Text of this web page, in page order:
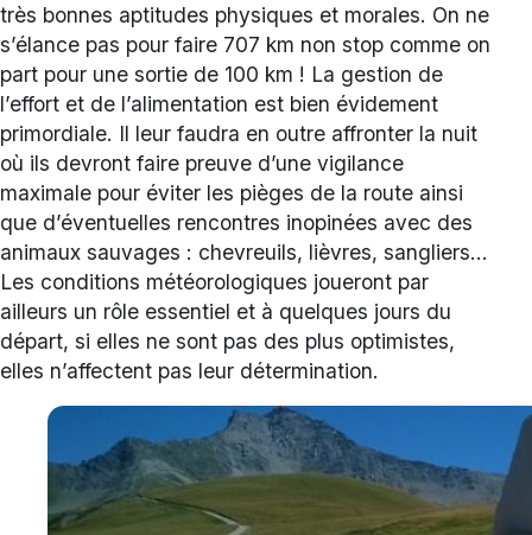
très bonnes aptitudes physiques et morales. On ne
s’élance pas pour faire 707 km non stop comme on
part pour une sortie de 100 km ! La gestion de
l’effort et de l’alimentation est bien évidement
primordiale. Il leur faudra en outre affronter la nuit
où ils devront faire preuve d’une vigilance
maximale pour éviter les pièges de la route ainsi
que d’éventuelles rencontres inopinées avec des
animaux sauvages : chevreuils, lièvres, sangliers…
Les conditions météorologiques joueront par
ailleurs un rôle essentiel et à quelques jours du
départ, si elles ne sont pas des plus optimistes,
elles n’affectent pas leur détermination.